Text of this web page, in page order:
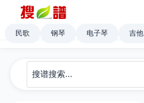
民歌 钢琴 电子琴 吉他